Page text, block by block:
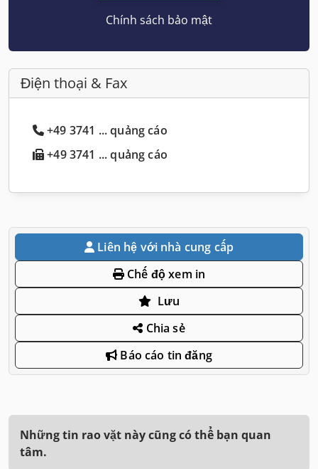
Chính sách bảo mật
Điện thoại & Fax
+49 3741 ... quảng cáo
+49 3741 ... quảng cáo
Liên hệ với nhà cung cấp
Chế độ xem in
Lưu
Chia sẻ
Báo cáo tin đăng
Những tin rao vặt này cũng có thể bạn quan
tâm.